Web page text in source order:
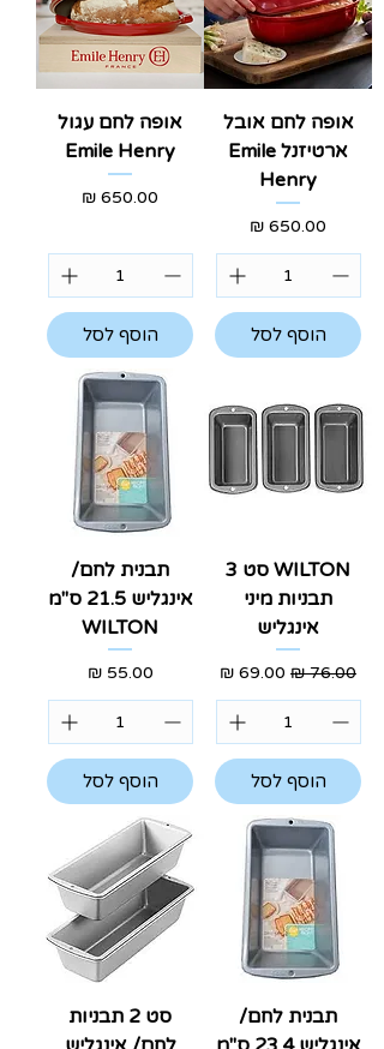
אופה לחם אובל
ארטיזנל Emile
Henry
מחיר
הוסף לסל
אופה לחם עגול
Emile Henry
מחיר
הוסף לסל
WILTON סט 3
תבניות מיני
אינגליש
מחיר רגיל מחיר מבצע
הוסף לסל
תבנית לחם/
אינגליש 21.5 ס"מ
WILTON
מחיר
הוסף לסל
תבנית לחם/
סט 2 תבניות